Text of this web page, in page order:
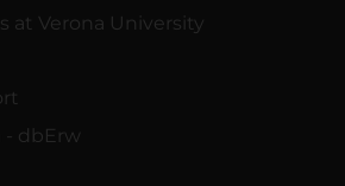
at Verona University
- dbErw